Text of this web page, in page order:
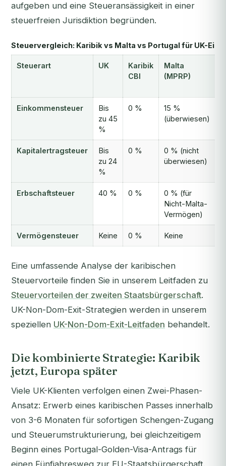
aufgeben und eine Steueransässigkeit in einer
steuerfreien Jurisdiktion begründen.
Steuervergleich: Karibik vs Malta vs Portugal für UK-
Steuerart UK
Karibik
CBI
Malta
(MPRP)
Einkommensteuer
Bis
zu 45
%
0 %
15 %
(überwiesen)
Kapitalertragsteuer
Bis
zu 24
%
0 %
0 % (nicht
überwiesen)
Erbschaftsteuer 40 % 0 %
0 % (für
Nicht-Malta-
Vermögen)
Vermögensteuer Keine 0 % Keine
Eine umfassende Analyse der karibischen
Steuervorteile finden Sie in unserem Leitfaden zu
Steuervorteilen der zweiten Staatsbürgerschaft.
UK-Non-Dom-Exit-Strategien werden in unserem
speziellen UK-Non-Dom-Exit-Leitfaden behandelt.
Die kombinierte Strategie: Karibik
jetzt, Europa später
Viele UK-Klienten verfolgen einen Zwei-Phasen-
Ansatz: Erwerb eines karibischen Passes innerhalb
von 3-6 Monaten für sofortigen Schengen-Zugang
und Steuerumstrukturierung, bei gleichzeitigem
Beginn eines Portugal-Golden-Visa-Antrags für
einen Fünfjahresweg zur EU-Staatsbürgerschaft.